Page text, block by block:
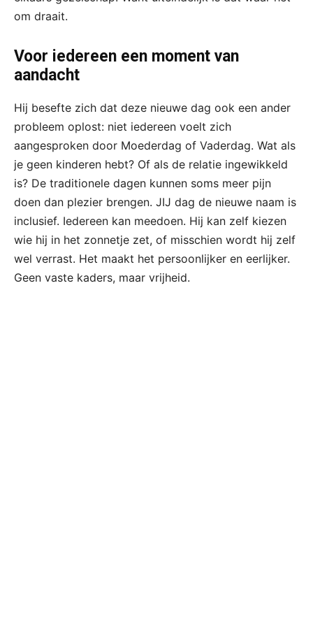
om draait.
Voor iedereen een moment van
aandacht
Hij besefte zich dat deze nieuwe dag ook een ander
probleem oplost: niet iedereen voelt zich
aangesproken door Moederdag of Vaderdag. Wat als
je geen kinderen hebt? Of als de relatie ingewikkeld
is? De traditionele dagen kunnen soms meer pijn
doen dan plezier brengen. JIJ dag de nieuwe naam is
inclusief. Iedereen kan meedoen. Hij kan zelf kiezen
wie hij in het zonnetje zet, of misschien wordt hij zelf
wel verrast. Het maakt het persoonlijker en eerlijker.
Geen vaste kaders, maar vrijheid.